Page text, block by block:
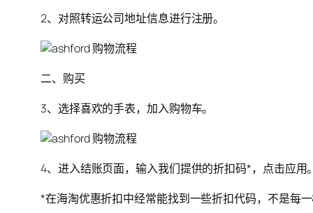
2、对照转运公司地址信息进行注册。
二、购买
3、选择喜欢的手表，加入购物车。
4、进入结账页面，输入我们提供的折扣码*，点击应用。
*在海淘优惠折扣中经常能找到一些折扣代码，不是每一